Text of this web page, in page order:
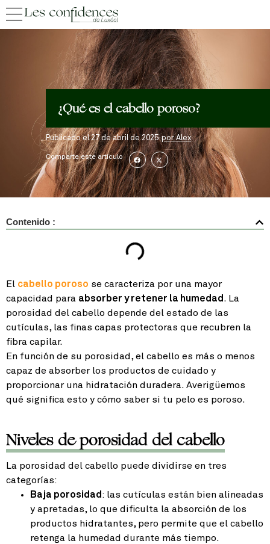
¿Qué es el cabello poroso?
Publicado el27 de abril de 2025 porAlex
Comparte este artículo
Contenido :
El cabello poroso se caracteriza por una mayor
capacidad para absorber y retener la humedad. La
porosidad del cabello depende del estado de las
cutículas, las finas capas protectoras que recubren la
fibra capilar.
En función de su porosidad, el cabello es más o menos
capaz de absorber los productos de cuidado y
proporcionar una hidratación duradera. Averigüemos
qué significa esto y cómo saber si tu pelo es poroso.
Niveles de porosidad del cabello
La porosidad del cabello puede dividirse en tres
categorías:
Baja porosidad: las cutículas están bien alineadas
y apretadas, lo que dificulta la absorción de los
productos hidratantes, pero permite que el cabello
retenga la humedad durante más tiempo.